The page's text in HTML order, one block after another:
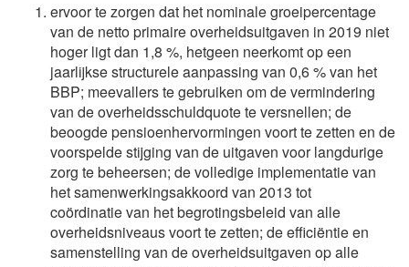
ervoor te zorgen dat het nominale groeipercentage
van de netto primaire overheidsuitgaven in 2019 niet
hoger ligt dan 1,8 %, hetgeen neerkomt op een
jaarlijkse structurele aanpassing van 0,6 % van het
BBP; meevallers te gebruiken om de vermindering
van de overheidsschuldquote te versnellen; de
beoogde pensioenhervormingen voort te zetten en de
voorspelde stijging van de uitgaven voor langdurige
zorg te beheersen; de volledige implementatie van
het samenwerkingsakkoord van 2013 tot
coördinatie van het begrotingsbeleid van alle
overheidsniveaus voort te zetten; de efficiëntie en
samenstelling van de overheidsuitgaven op alle